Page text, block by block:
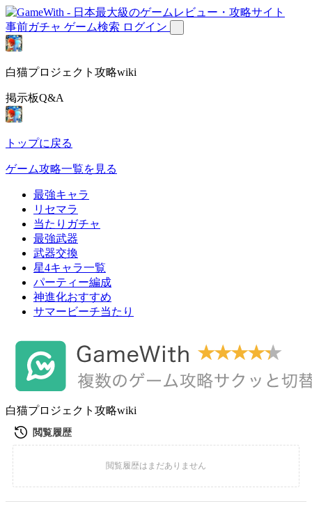
事前ガチャ ゲーム検索 ログイン
白猫プロジェクト攻略wiki
掲示板Q&A
トップに戻る
ゲーム攻略一覧を見る
最強キャラ
リセマラ
当たりガチャ
最強武器
武器交換
星4キャラ一覧
パーティー編成
神進化おすすめ
サマービーチ当たり
白猫プロジェクト攻略wiki